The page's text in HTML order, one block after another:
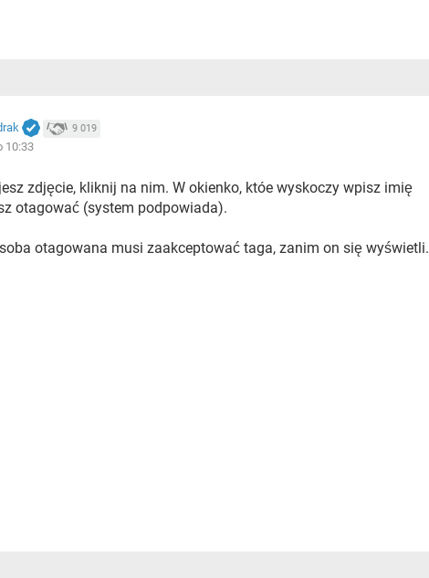
9 019
10:33
zdjęcie, kliknij na nim. W okienko, któe wyskoczy wpisz imię
otagować (system podpowiada).
otagowana musi zaakceptować taga, zanim on się wyświetli.